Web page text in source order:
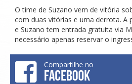
O time de Suzano vem de vitória
com duas vitórias e uma derrota. A
e Suzano tem entrada gratuita via
necessário apenas reservar o
Compartilhe no
FACEBOOK